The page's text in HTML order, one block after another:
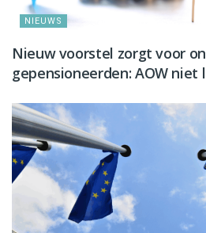
NIEUWS
Nieuw voorstel zorgt voor
gepensioneerden: AOW niet